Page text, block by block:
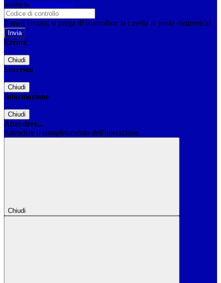
tramite la Login Spaggiari
E-mail inviata, si prega di controllare la casella di posta elettronica!
Errore
Chiudi
Successo
Chiudi
Informazione
Chiudi
Attendere...
Attendere il completamento dell'operazione...
Chiudi